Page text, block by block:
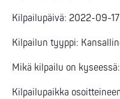
Kilpailupäivä: 2022-09-17
Kilpailun tyyppi:
Mikä kilpailu on
Kilpailupaikka